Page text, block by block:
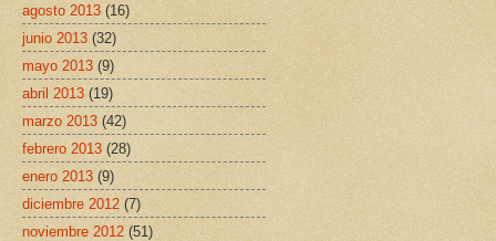
agosto 2013 (16)
junio 2013 (32)
mayo 2013 (9)
abril 2013 (19)
marzo 2013 (42)
febrero 2013 (28)
enero 2013 (9)
diciembre 2012 (7)
noviembre 2012 (51)